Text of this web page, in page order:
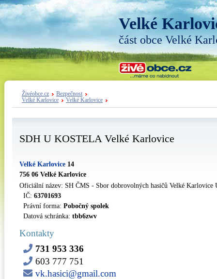
Velké
část obce Velké
Živéobce.cz
Bezpečnost
Velké Karlovice
Velké Karlovice
SDH U KOSTELA Velké Karlovice
Velké Karlovice 14
756 06 Velké Karlovice
Oficiální název: SH ČMS - Sbor dobrovolných hasičů Velké Karlovice
IČ: 63701693
Právní forma: Pobočný spolek
Datová schránka: tbb6zwv
Kontakty
731 953 336
603 777 751
vk.hasici@gmail.com